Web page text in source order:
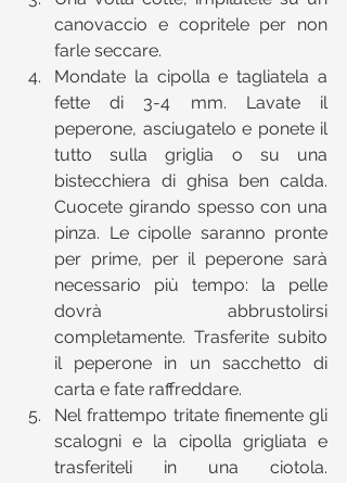
canovaccio e copritele per non
farle seccare.
Mondate la cipolla e tagliatela a
fette di 3-4 mm. Lavate il
peperone, asciugatelo e ponete il
tutto sulla griglia o su una
bistecchiera di ghisa ben calda.
Cuocete girando spesso con una
pinza. Le cipolle saranno pronte
per prime, per il peperone sarà
necessario più tempo: la pelle
dovrà abbrustolirsi
completamente. Trasferite subito
il peperone in un sacchetto di
carta e fate raffreddare.
Nel frattempo tritate finemente gli
scalogni e la cipolla grigliata e
trasferiteli in una ciotola.